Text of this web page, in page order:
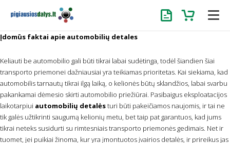
UžklausaKrepšelis
Įdomūs faktai apie automobilių detales
Keliauti be automobilio gali būti tikrai labai sudėtinga, todėl šiandien šiai
transporto priemonei dažniausiai yra teikiamas prioritetas. Kai siekiama, kad
automobilis tarnautų tikrai ilgą laiką, o kelionės būtų sklandžios, labai svarbu
pakankamai dėmesio skirti automobilio priežiūrai. Pasibaigus eksploatacijos
laikotarpiui automobilių detalėsturi būti pakeičiamos naujomis, ir tai ne
tik galės užtikrinti saugumą kelionių metu, bet taip pat garantuos, kad jums
tikrai neteks susidurti su rimtesniais transporto priemonės gedimais. Net ir
tuomet, jei puikiai žinoma, kur yra įmontuotos įvairios detalės, ir prireikus jas